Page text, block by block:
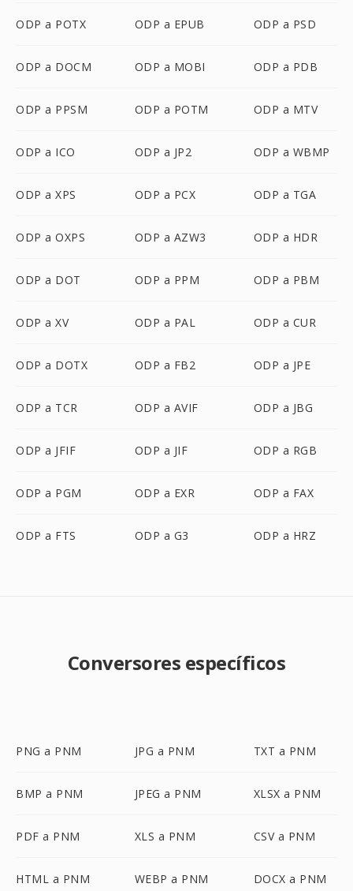
ODP a POTX ODP a EPUB ODP a PSD
ODP a DOCM ODP a MOBI ODP a PDB
ODP a PPSM ODP a POTM ODP a MTV
ODP a ICO ODP a JP2 ODP a WBMP
ODP a XPS ODP a PCX ODP a TGA
ODP a OXPS ODP a AZW3 ODP a HDR
ODP a DOT ODP a PPM ODP a PBM
ODP a XV ODP a PAL ODP a CUR
ODP a DOTX ODP a FB2 ODP a JPE
ODP a TCR ODP a AVIF ODP a JBG
ODP a JFIF ODP a JIF ODP a RGB
ODP a PGM ODP a EXR ODP a FAX
ODP a FTS ODP a G3 ODP a HRZ
Conversores específicos
PNG a PNM JPG a PNM TXT a PNM
BMP a PNM JPEG a PNM XLSX a PNM
PDF a PNM XLS a PNM CSV a PNM
HTML a PNM WEBP a PNM DOCX a PNM